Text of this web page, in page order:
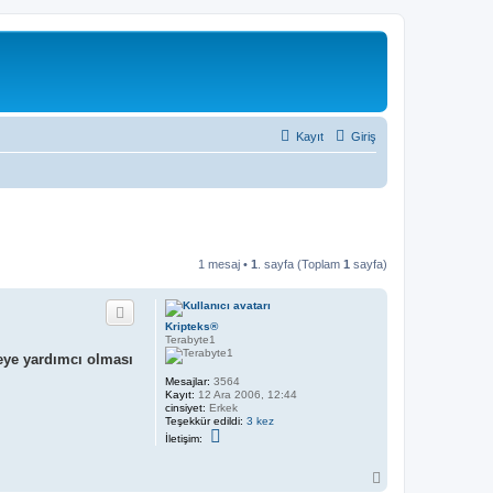
Giriş
Kayıt
1 mesaj • 1 . sayfa (Toplam 1 sayfa)
Kripteks®
Terabyte1
Mesajlar: 3564
Kayıt: 12 Ara 2006, 12:44
cinsiyet: Erkek
Teşekkür edildi: 3 kez
İletişim:
yardımcı olması